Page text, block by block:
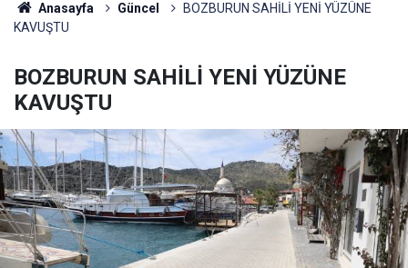
Anasayfa Güncel
BOZBURUN SAHİLİ YENİ YÜZÜNE
KAVUŞTU
BOZBURUN SAHİLİ YENİ YÜZÜNE
KAVUŞTU